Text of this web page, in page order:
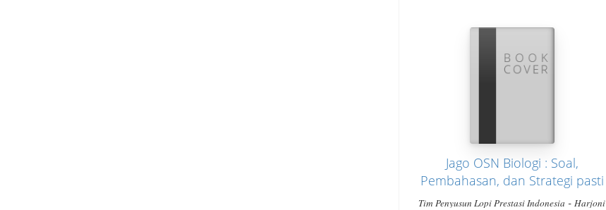
Jago OSN Biologi : Soal,
Pembahasan, dan Strategi pasti
bisa cara cepat paham dan
Tim Penyusun Lopi Prestasi Indonesia - Harjoni